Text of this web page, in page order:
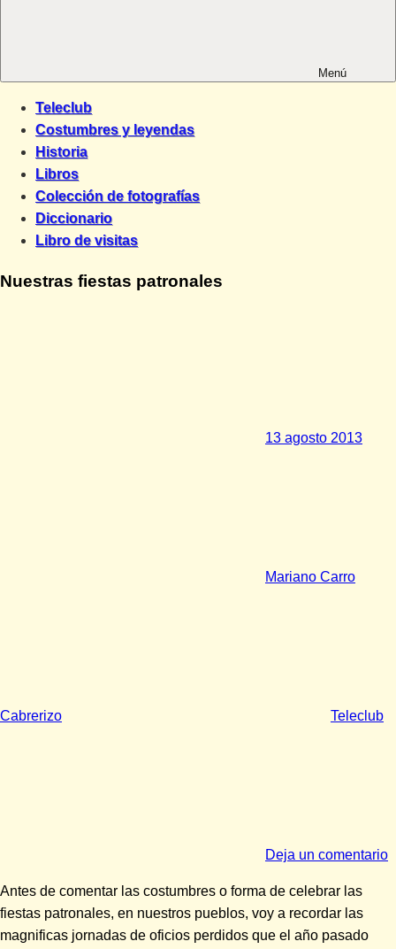
Menú
Teleclub
Costumbres y leyendas
Historia
Libros
Colección de fotografías
Diccionario
Libro de visitas
Nuestras fiestas patronales
13 agosto 2013
Mariano Carro
Cabrerizo Teleclub
Deja un comentario
Antes de comentar las costumbres o forma de celebrar las
fiestas patronales, en nuestros pueblos, voy a recordar las
magnificas jornadas de oficios perdidos que el año pasado